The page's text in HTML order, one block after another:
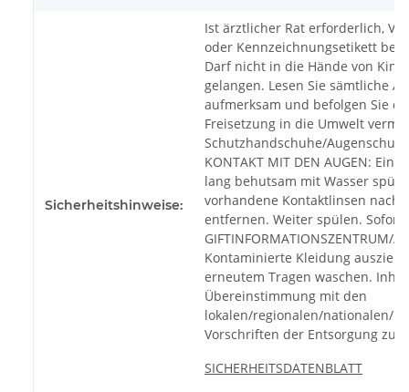
Sicherheitshinweise:
Ist ärztlicher Rat erforderlich,
oder Kennzeichnungsetikett
Darf nicht in die Hände von
gelangen. Lesen Sie sämtliche
aufmerksam und befolgen Sie
Freisetzung in die Umwelt
Schutzhandschuhe/Augenschutz
KONTAKT MIT DEN AUGEN:
lang behutsam mit Wasser
vorhandene Kontaktlinsen nach
entfernen. Weiter spülen. Sofort
GIFTINFORMATIONSZENTRUM/
Kontaminierte Kleidung
erneutem Tragen waschen.
Übereinstimmung mit den
lokalen/regionalen/nationalen/
Vorschriften der Entsorgung
SICHERHEITSDATENBLATT